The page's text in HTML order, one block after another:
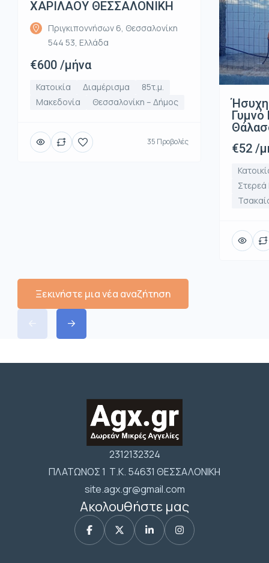
ΧΑΡΙΛΑΟΥ ΘΕΣΣΑΛΟΝΙΚΗ
Πριγκιποννήσων 6, Θεσσαλονίκη
544 53, Ελλάδα
€600 /μήνα
Κατοικία Διαμέρισμα
85τ.μ.
Μακεδονία
Θεσσαλονίκη – Δήμος
35 Προβολές
Γυμνό
€52 /
Ξεκινήστε μια νέα αναζήτηση
2312132324
ΠΛΑΤΩΝΟΣ 1 Τ.Κ. 54631 ΘΕΣΣΑΛΟΝΙΚΗ
site.agx.gr@gmail.com
Ακολουθήστε μας